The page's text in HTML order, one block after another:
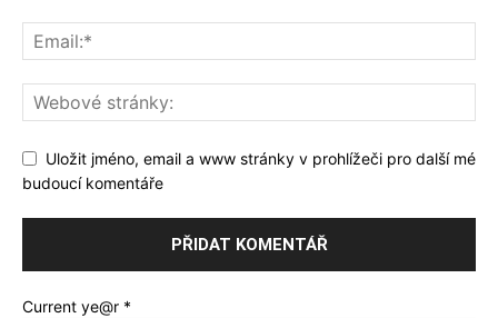
Uložit jméno, email a www stránky v prohlížeči pro další mé
budoucí komentáře
Current ye@r *